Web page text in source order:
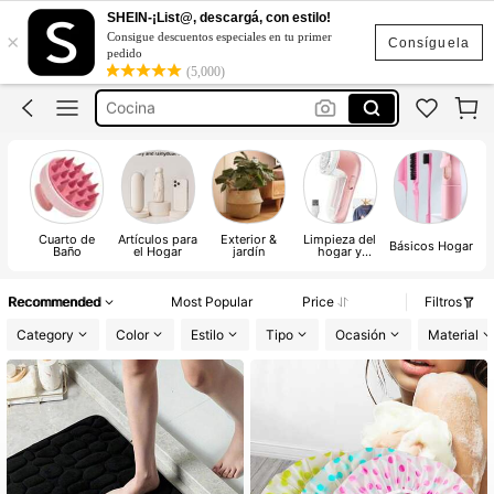
Consíguela
×
SHEIN-¡List@, descargá, con estilo!
Consigue descuentos especiales en tu primer
pedido
(5,000)
Flores Artificiales Para Decoracion
Navidad
Cocina
Hogar
Navidad
Cuarto de
Baño
Artículos para
el Hogar
Exterior &
jardín
Limpieza del
hogar y Básicos Hogar
Recommended Most Popular Price
Filtros
Category
Color Estilo Tipo Ocasión Material